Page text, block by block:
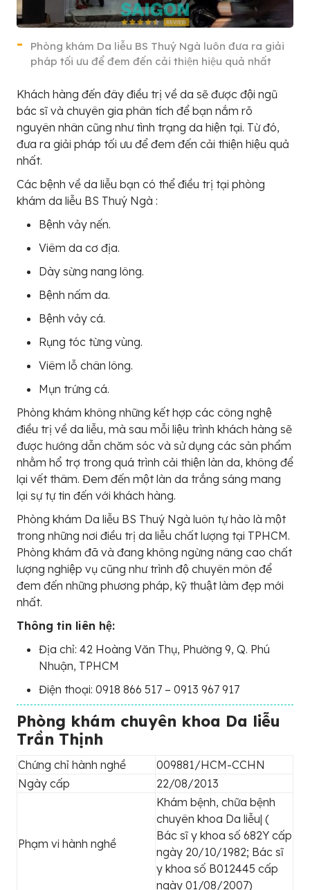
Phòng khám Da liễu BS Thuý Ngà luôn đưa ra giải
pháp tối ưu để đem đến cải thiện hiệu quả nhất
Khách hàng đến đây điều trị về da sẽ được đội ngũ
bác sĩ và chuyên gia phân tích để bạn nắm rõ
nguyên nhân cũng như tình trạng da hiện tại. Từ đó,
đưa ra giải pháp tối ưu để đem đến cải thiện hiệu quả
nhất.
Các bệnh về da liễu bạn có thể điều trị tại phòng
khám da liễu BS Thuý Ngà :
Bệnh vảy nến.
Viêm da cơ địa.
Dày sừng nang lông.
Bệnh nấm da.
Bệnh vảy cá.
Rụng tóc từng vùng.
Viêm lỗ chân lông.
Mụn trứng cá.
Phòng khám không những kết hợp các công nghệ
điều trị về da liễu, mà sau mỗi liệu trình khách hàng sẽ
được hướng dẫn chăm sóc và sử dụng các sản phẩm
nhằm hổ trợ trong quá trình cải thiện làn da, không để
lại vết thâm. Đem đến một làn da trắng sáng mang
lại sự tự tin đến với khách hàng.
Phòng khám Da liễu BS Thuý Ngà luôn tự hào là một
trong những nơi điều trị da liễu chất lượng tại TPHCM.
Phòng khám đã và đang không ngừng nâng cao chất
lượng nghiệp vụ cũng như trình độ chuyên môn để
đem đến những phương pháp, kỹ thuật làm đẹp mới
nhất.
Thông tin liên hệ:
Địa chỉ: 42 Hoàng Văn Thụ, Phường 9, Q. Phú
Nhuận, TPHCM
Điện thoại: 0918 866 517 – 0913 967 917
Phòng khám chuyên khoa Da liễu
Trần Thịnh
Chứng chỉ hành nghề
009881/HCM-CCHN
Ngày cấp
22/08/2013
Phạm vi hành nghề
Khám bệnh, chữa bệnh
chuyên khoa Da liễu| (
Bác sĩ y khoa số 682Y cấp
ngày 20/10/1982; Bác sĩ
y khoa số B012445 cấp
ngày 01/08/2007)